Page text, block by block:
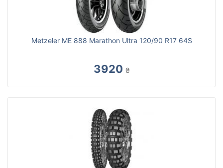
Metzeler ME 888 Marathon Ultra 120/90 R17 64S
3920 ₴